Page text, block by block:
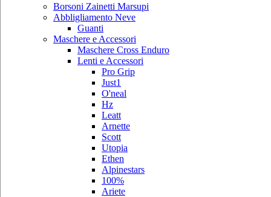
Borsoni Zainetti Marsupi
Abbligliamento Neve
Guanti
Maschere e Accessori
Maschere Cross Enduro
Lenti e Accessori
Pro Grip
Just1
O'neal
Hz
Leatt
Arnette
Scott
Utopia
Ethen
Alpinestars
100%
Ariete